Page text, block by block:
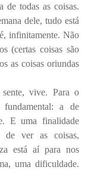
de todas as coisas.
dele, tudo está
infinitamente. Não
(certas coisas são
as coisas oriundas
vive. Para o
a de
E uma finalidade
de ver as coisas,
está aí para nos
uma dificuldade.